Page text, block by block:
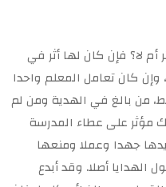
لا؟ فإن كان لها أثر في
كان تعامل المعلم واحدا
من بالغ في الهدية ومن لم
مؤثر على عطاء المدرسة
جهدا وعملا ومنعها
أصلا. وقد أبدع